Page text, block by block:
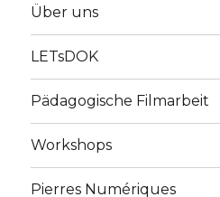
Über uns
LETsDOK
Pädagogische Filmarbeit
Workshops
Pierres Numériques